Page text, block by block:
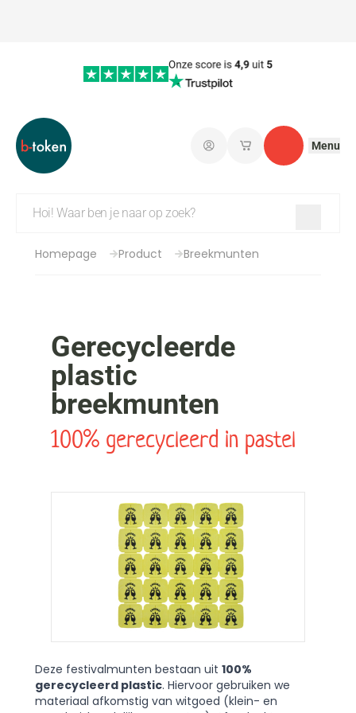
AanmeldenMijn opgeslagen
Contact
Menu
Homepage Product Breekmunten
Gerecycleerde
plastic
breekmunten
100% gerecycleerd in pastel
Deze festivalmunten bestaan uit 100%
gerecycleerd plastic. Hiervoor gebruiken we
materiaal afkomstig van witgoed (klein- en